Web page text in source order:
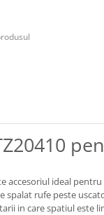
accesoriul ideal pentru
spalat rufe peste
in care spatiul este